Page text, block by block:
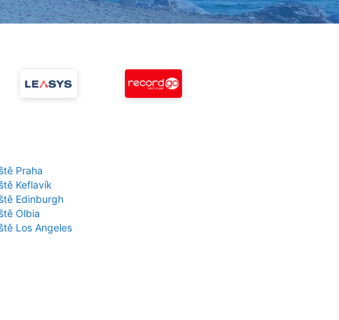
Praha
Keflavík
Edinburgh
Olbia
Los Angeles